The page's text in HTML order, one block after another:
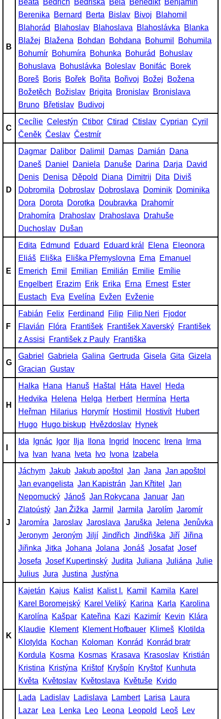
B
Berenika
Bernard Berta Bislav Bivoj
Blahomil
Blahorád
Blahoslav Blahoslava Blahoslávka
Blanka
Blažej
Blažena Bohdan Bohdana Bohumil
Bohumila
Bohumír Bohumíra Bohunka Bohurád
Bohuslav
Bohuslava
Bohuslávka Boleslav Bonifác Borek
Boreš Boris Bořek Bořita Bořivoj Božej
Božena
Božetěch
Božislav Brigita Bronislav Bronislava
Bruno Břetislav Budivoj
C
Cecílie Celestýn Ctibor Ctirad Ctislav Cyprian Cyril
Čeněk Česlav Čestmír
D
Dagmar Dalibor Dalimil Damas Damián
Dana
Daneš Daniel Daniela Danuše Darina Darja
David
Denis Denisa Děpold Diana Dimitrij Dita
Diviš
Dobromila
Dobroslav Dobroslava Dominik Dominika
Dora
Dorota Dorotka Doubravka
Drahomír
Drahomíra
Drahoslav Drahoslava
Drahuše
Duchoslav Dušan
E
Edita Edmund Eduard Eduard král Elena
Eleonora
Eliáš Eliška Eliška Přemyslovna Ema
Emanuel
Emerich
Emil Emilian Emilián Emilie Emílie
Engelbert Erazim Erik Erika Erna Ernest Ester
Eustach
Eva Evelína Evžen Evženie
F
Fabián Felix Ferdinand Filip Filip Neri
Fjodor
Flavián
Flóra František František Xaverský František
z Assisi
František z Pauly Františka
G
Gabriel Gabriela Galina Gertruda Gisela Gita Gizela
Gracian Gustav
H
Halka Hana Hanuš Haštal Háta Havel
Heda
Hedvika
Helena Helga Herbert Hermína
Herta
Heřman
Hilarius Horymír Hostimil Hostivít Hubert
Hugo Hugo biskup Hvězdoslav Hynek
Ida Ignác Igor Ilja Ilona Ingrid Inocenc Irena
Irma
Iva
Ivan Ivana Iveta Ivo Ivona Izabela
J
Jáchym Jakub Jakub apoštol Jan Jana Jan apoštol
Jan evangelista Jan Kapistrán Jan Křtitel
Jan
Nepomucký Jánoš Jan Rokycana Januar Jan
Zlatoústý Jan Žižka Jarmil Jarmila Jarolím Jaromír
Jaromíra Jaroslav Jaroslava Jaruška Jelena Jenůvka
Jeronym Jeroným Jiljí Jindřich Jindřiška Jiří Jiřina
Jiřinka Jitka Johana Jolana Jonáš Josafat Josef
Josefa Josef Kupertinský Judita Juliana Juliána Julie
Julius Jura Justina Justýna
K
Kajetán Kajus Kalist Kalist I. Kamil Kamila
Karel
Karel Boromejský Karel Veliký Karina Karla
Karolina
Karolína
Kašpar Kateřina Kazi Kazimír Kevin
Klára
Klaudie Klement Klement Hofbauer Klimeš Klotilda
Klotylda
Kochan Koloman Konrád
Konrád bratr
Kordula
Kosma Kosmas Krasava Krasoslav Kristián
Kristina
Kristýna Krištof Kryšpín Kryštof Kunhuta
Květa
Květoslav Květoslava Květuše Kvido
Lada
Ladislav Ladislava Lambert Larisa
Laura
Lazar
Lea Lenka Leo Leona Leopold Leoš
Lev